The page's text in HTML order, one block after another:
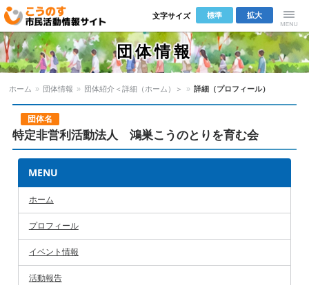
こうのす市
民活動情報サ
イト
Menu
拡大
標準
文字サイズ
団体情報
ホーム » 団体情報 » 団体紹介＜詳細（ホーム）＞ » 詳細（プロフィール）
団体名
特定非営利活動法人 鴻巣こうのとりを育む会
MENU
ホーム
プロフィール
イベント情報
活動報告